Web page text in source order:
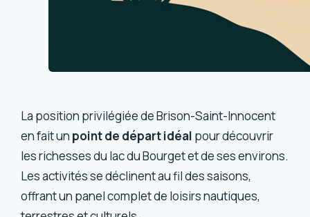
La position privilégiée de Brison-Saint-Innocent
en fait un point de départ idéal pour découvrir
les richesses du lac du Bourget et de ses environs.
Les activités se déclinent au fil des saisons,
offrant un panel complet de loisirs nautiques,